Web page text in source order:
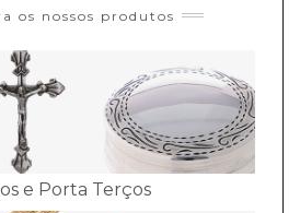
os nossos produtos
e Porta Terços